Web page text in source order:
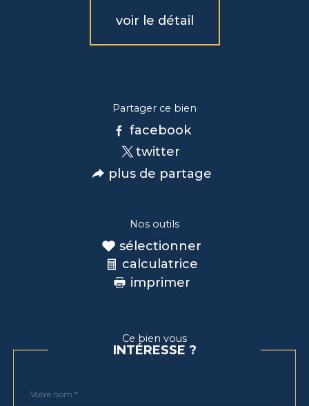
voir le détail
Partager ce bien
facebook
twitter
plus de partage
Nos outils
sélectionner
calculatrice
imprimer
Ce bien vous
INTÉRESSE ?
par
*